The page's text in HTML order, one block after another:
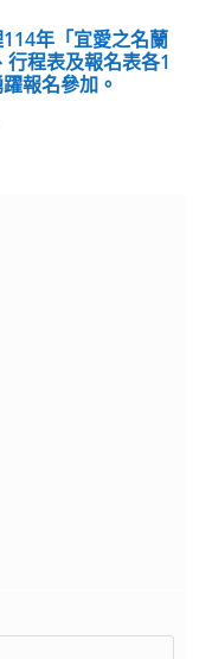
年「宜愛之名蘭
程表及報名表各1
報名參加。